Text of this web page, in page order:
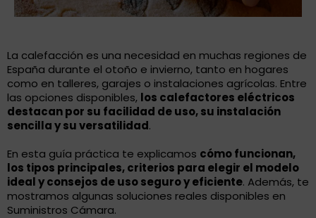
La calefacción es una necesidad en muchas regiones de
España durante el otoño e invierno, tanto en hogares
como en talleres, garajes o instalaciones agrícolas. Entre
las opciones disponibles, los calefactores eléctricos
destacan por su facilidad de uso, su instalación
sencilla y su versatilidad.
En esta guía práctica te explicamos cómo funcionan,
los tipos principales, criterios para elegir el modelo
ideal y consejos de uso seguro y eficiente. Además, te
mostramos algunas soluciones reales disponibles en
Suministros Cámara.